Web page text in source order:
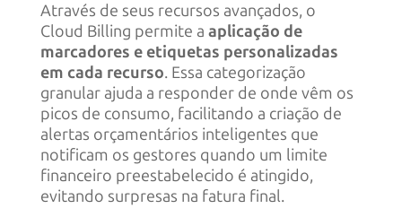
Através de seus recursos avançados, o
Cloud Billing permite a aplicação de
marcadores e etiquetas personalizadas
em cada recurso. Essa categorização
granular ajuda a responder de onde vêm os
picos de consumo, facilitando a criação de
alertas orçamentários inteligentes que
notificam os gestores quando um limite
financeiro preestabelecido é atingido,
evitando surpresas na fatura final.